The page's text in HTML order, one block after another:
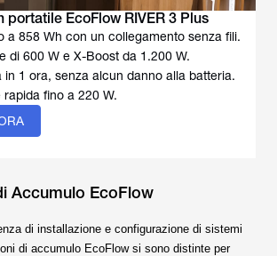
portatile EcoFlow RIVER 3 Plus
a 858 Wh con un collegamento senza fili.
di 600 W e X-Boost da 1.200 W.
in 1 ora, senza alcun danno alla batteria.
fino a 220 W.
Accumulo EcoFlow
di installazione e configurazione di sistemi
di accumulo EcoFlow si sono distinte per